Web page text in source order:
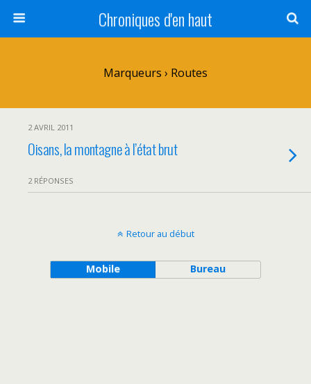
Chroniques d'en haut
Marqueurs › Routes
2 AVRIL 2011
Oisans, la montagne à l’état brut
2 RÉPONSES
Retour au début
Mobile Bureau